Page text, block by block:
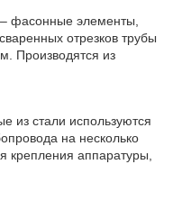
фасонные элементы,
отрезков трубы
Производятся из
из стали используются
на несколько
крепления аппаратуры,